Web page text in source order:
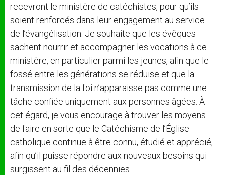
recevront le ministère de catéchistes, pour qu’ils
soient renforcés dans leur engagement au service
de l’évangélisation. Je souhaite que les évêques
sachent nourrir et accompagner les vocations à ce
ministère, en particulier parmi les jeunes, afin que le
fossé entre les générations se réduise et que la
transmission de la foi n’apparaisse pas comme une
tâche confiée uniquement aux personnes âgées. À
cet égard, je vous encourage à trouver les moyens
de faire en sorte que le Catéchisme de l’Église
catholique continue à être connu, étudié et apprécié,
afin qu’il puisse répondre aux nouveaux besoins qui
surgissent au fil des décennies.